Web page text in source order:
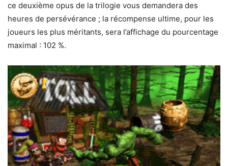
ce deuxième opus de la trilogie vous demandera des
heures de persévérance ; la récompense ultime, pour les
joueurs les plus méritants, sera l’affichage du pourcentage
maximal : 102 %.